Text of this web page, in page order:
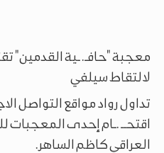
معجبة "حافـ. ـية القدمين"
لالتقاط سيلفي
تداول رواد مواقع التواصل
اقتحــ .ـام إحدى المعجبات
العراقي كاظم الساهر.